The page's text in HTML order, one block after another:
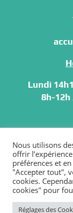
Lundi
8h-12h
Nous utilisons
offrir
préférences et
"Accepter tout",
cookies.
cookies" pour
Réglages des